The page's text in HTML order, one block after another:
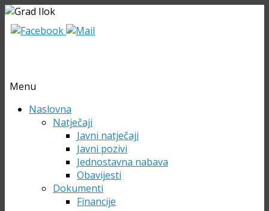
Menu
Skip Naslovna
Natječaji
Javni natječaji
Javni pozivi
Jednostavna nabava
Obavijesti
Dokumenti
Financije